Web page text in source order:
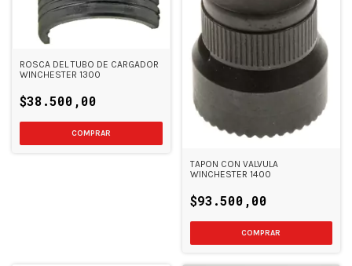
ROSCA DEL TUBO DE CARGADOR
WINCHESTER 1300
$38.500,00
TAPON CON VALVULA
WINCHESTER 1400
$93.500,00